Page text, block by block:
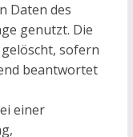
Daten des
genutzt. Die
sofern
beantwortet
einer